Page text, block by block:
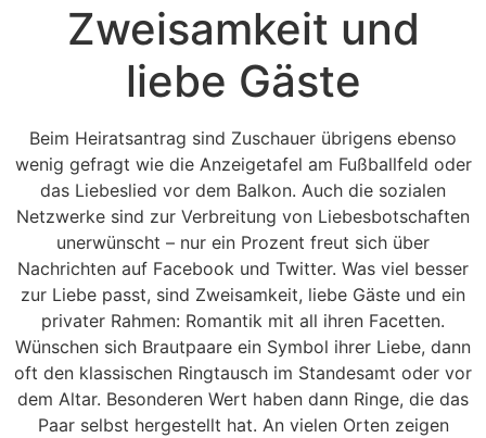
Zweisamkeit und
liebe Gäste
Beim Heiratsantrag sind Zuschauer übrigens ebenso
wenig gefragt wie die Anzeigetafel am Fußballfeld oder
das Liebeslied vor dem Balkon. Auch die sozialen
Netzwerke sind zur Verbreitung von Liebesbotschaften
unerwünscht – nur ein Prozent freut sich über
Nachrichten auf Facebook und Twitter. Was viel besser
zur Liebe passt, sind Zweisamkeit, liebe Gäste und ein
privater Rahmen: Romantik mit all ihren Facetten.
Wünschen sich Brautpaare ein Symbol ihrer Liebe, dann
oft den klassischen Ringtausch im Standesamt oder vor
dem Altar. Besonderen Wert haben dann Ringe, die das
Paar selbst hergestellt hat. An vielen Orten zeigen